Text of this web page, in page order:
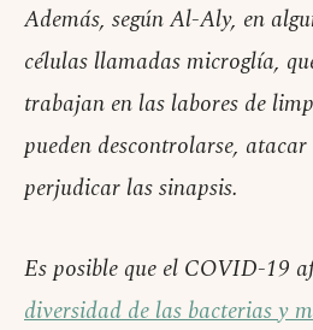
Además, según Al-Aly, en
células llamadas microglía,
trabajan en las labores de
pueden descontrolarse,
perjudicar las sinapsis.
Es posible que el COVID-19
diversidad de las bacterias y